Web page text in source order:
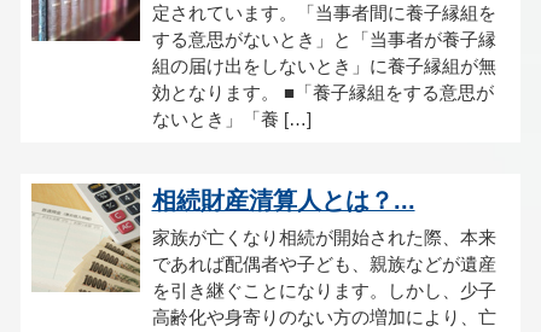
定されています。「当事者間に養子縁組を
する意思がないとき」と「当事者が養子縁
組の届け出をしないとき」に養子縁組が無
効となります。 ■「養子縁組をする意思が
ないとき」「養 […]
相続財産清算人とは？...
家族が亡くなり相続が開始された際、本来
であれば配偶者や子ども、親族などが遺産
を引き継ぐことになります。しかし、少子
高齢化や身寄りのない方の増加により、亡